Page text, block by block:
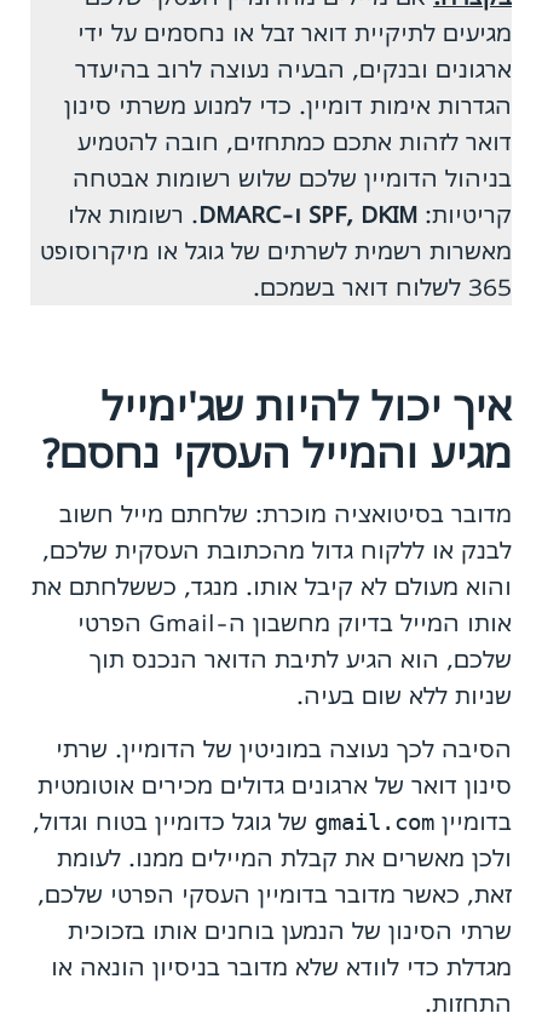
מגיעים לתיקיית דואר זבל או נחסמים על ידי
ארגונים ובנקים, הבעיה נעוצה לרוב בהיעדר
הגדרות אימות דומיין. כדי למנוע משרתי סינון
דואר לזהות אתכם כמתחזים, חובה להטמיע
בניהול הדומיין שלכם שלוש רשומות אבטחה
קריטיות: SPF, DKIM ו-DMARC
. רשומות אלו
מאשרות רשמית לשרתים של גוגל או מיקרוסופט
365 לשלוח דואר בשמכם.
איך יכול להיות שג'ימייל
מגיע והמייל העסקי נחסם?
מדובר בסיטואציה מוכרת: שלחתם מייל חשוב
לבנק או ללקוח גדול מהכתובת העסקית שלכם,
והוא מעולם לא קיבל אותו. מנגד, כששלחתם את
אותו המייל בדיוק מחשבון ה-Gmail הפרטי
שלכם, הוא הגיע לתיבת הדואר הנכנס תוך
שניות ללא שום בעיה.
הסיבה לכך נעוצה במוניטין של הדומיין. שרתי
סינון דואר של ארגונים גדולים מכירים אוטומטית
בדומיין gmail.com של גוגל כדומיין בטוח וגדול,
ולכן מאשרים את קבלת המיילים ממנו. לעומת
זאת, כאשר מדובר בדומיין העסקי הפרטי שלכם,
שרתי הסינון של הנמען בוחנים אותו בזכוכית
מגדלת כדי לוודא שלא מדובר בניסיון הונאה או
התחזות.